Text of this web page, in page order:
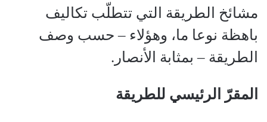
مشائخ الطريقة التي تتطلّب تكاليف
باهظة نوعا ما، وهؤلاء – حسب وصف
الطريقة – بمثابة الأنصار.
المقرّ الرئيسي للطريقة